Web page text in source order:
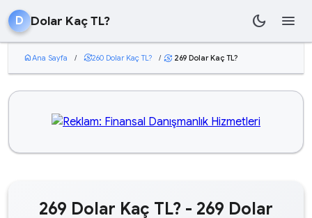
D Dolar Kaç TL? dark_mode menu
homeAna Sayfa / currency_exchange260 Dolar Kaç TL? / currency_exchange 269 Dolar Kaç TL?
269 Dolar Kaç TL? - 269 Dolar